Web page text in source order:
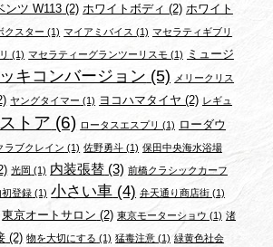
ンツ W113 (2) ホワイトボディ (2) ホワイト
クスター (1) マイアミバイス (1) マセラティギブリ
(1) マセラティーグランツーリスモ (1)
ミュージ
キコンバージョン (5) メリークリス
ヤングタイマー (1) ヨコハマタイヤ (2) レギュ
トア (6) ロータスエスプリ (1) ローダウ
ラブクレイン (1) 佐野勇斗 (1) 保田中央海水浴場
光岡 (1) 内装張替 (3) 前橋クラシックカーフ
初登録 (1) 小さい車 (4) 弁天通り商店街(1)
東京オートサロン (2) 東京モーターショウ (1) 渚
(2) 物を大切にする (1) 猛毒注意 (1) 緑黄色社会